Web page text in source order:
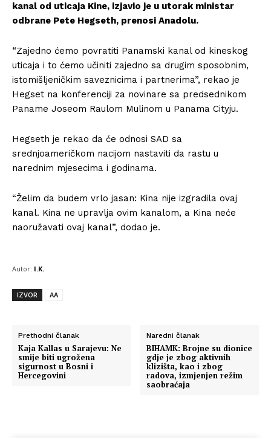
kanal od uticaja Kine, izjavio je u utorak ministar
odbrane Pete Hegseth, prenosi Anadolu.
“Zajedno ćemo povratiti Panamski kanal od kineskog
uticaja i to ćemo učiniti zajedno sa drugim sposobnim,
istomišljeničkim saveznicima i partnerima”, rekao je
Hegset na konferenciji za novinare sa predsednikom
Paname Joseom Raulom Mulinom u Panama Cityju.
Hegseth je rekao da će odnosi SAD sa
srednjoameričkom nacijom nastaviti da rastu u
narednim mjesecima i godinama.
“Želim da budem vrlo jasan: Kina nije izgradila ovaj
kanal. Kina ne upravlja ovim kanalom, a Kina neće
naoružavati ovaj kanal”, dodao je.
Autor: I.K.
IZVOR AA
Prethodni članak
Kaja Kallas u Sarajevu: Ne
smije biti ugrožena
sigurnost u Bosni i
Hercegovini
Naredni članak
BIHAMK: Brojne su dionice
gdje je zbog aktivnih
klizišta, kao i zbog
radova, izmjenjen režim
saobraćaja